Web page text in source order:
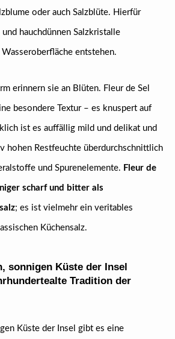
oder auch Salzblüte. Hierfür
hauchdünnen Salzkristalle
entstehen.
erinnern sie an Blüten. Fleur de Sel
besondere Textur – es knuspert auf
ist es auffällig mild und delikat und
hohen Restfeuchte überdurchschnittlich
und Spurenelemente. Fleur de
scharf und bitter als
; es ist vielmehr ein veritables
Küchensalz.
sonnigen Küste der Insel
Tradition der
Küste der Insel gibt es eine